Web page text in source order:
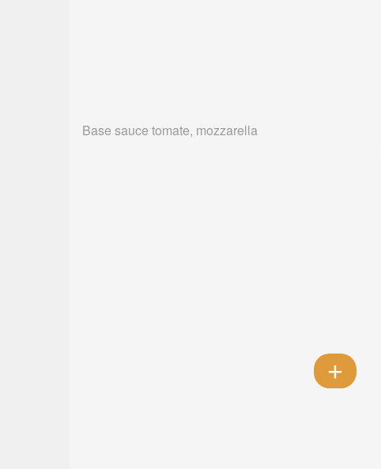
Base sauce tomate, mozzarella